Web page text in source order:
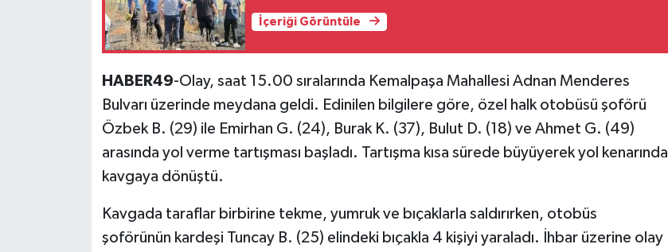
İçeriği Görüntüle
HABER49-Olay, saat 15.00 sıralarında Kemalpaşa Mahallesi Adnan Menderes
Bulvarı üzerinde meydana geldi. Edinilen bilgilere göre, özel halk otobüsü şoförü
Özbek B. (29) ile Emirhan G. (24), Burak K. (37), Bulut D. (18) ve Ahmet G. (49)
arasında yol verme tartışması başladı. Tartışma kısa sürede büyüyerek yol kenarında
kavgaya dönüştü.
Kavgada taraflar birbirine tekme, yumruk ve bıçaklarla saldırırken, otobüs
şoförünün kardeşi Tuncay B. (25) elindeki bıçakla 4 kişiyi yaraladı. İhbar üzerine olay